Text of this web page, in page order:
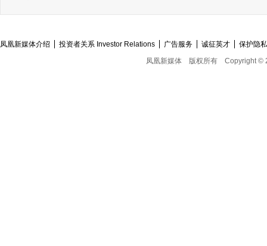
凤凰新媒体介绍 投资者关系 Investor Relations 广告服务 诚征英才
保护隐
凤凰新媒体
版权所有 Copyright ©